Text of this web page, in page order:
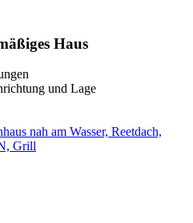
Haus
und Lage
nah am Wasser, Reetdach,
Grill